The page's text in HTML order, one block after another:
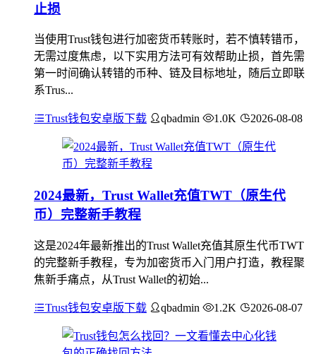
止损
当使用Trust钱包进行加密货币转账时，若不慎转错币，
无需过度焦虑，以下实用方法可有效帮助止损，首先需
第一时间确认转错的币种、链及目标地址，随后立即联
系Trus...
Trust钱包安卓版下载 qbadmin 1.0K 2026-08-08
2024最新，Trust Wallet充值TWT（原生代
币）完整新手教程
这是2024年最新推出的Trust Wallet充值其原生代币TWT
的完整新手教程，专为加密货币入门用户打造，教程聚
焦新手痛点，从Trust Wallet的初始...
Trust钱包安卓版下载 qbadmin 1.2K 2026-08-07